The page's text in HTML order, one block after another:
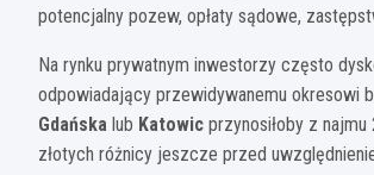
potencjalny pozew, opłaty sądowe,
Na rynku prywatnym inwestorzy często
odpowiadający przewidywanemu okresowi
Gdańska lub Katowic przynosiłoby z
złotych różnicy jeszcze przed